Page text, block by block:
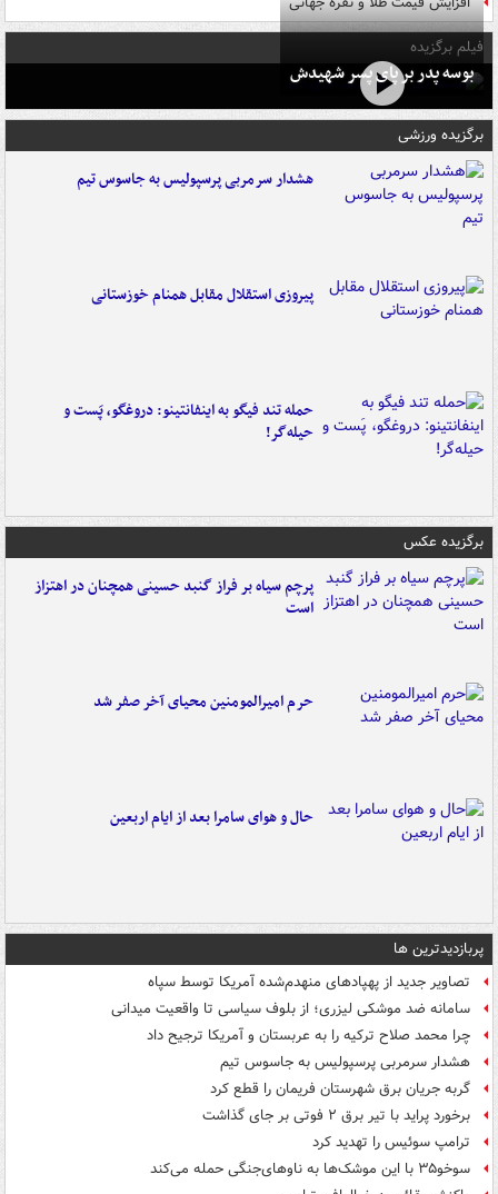
فیلم برگزیده
بوسه‌ پدر بر پای پسر شهیدش
برگزیده ورزشی
هشدار سرمربی پرسپولیس به جاسوس تیم
پیروزی استقلال مقابل همنام خوزستانی
حمله تند فیگو به اینفانتینو: دروغگو، پَست‌ و
حیله‌گر!
برگزیده عکس
پرچم سیاه بر فراز گنبد حسینی همچنان در اهتزاز
است
حرم امیرالمومنین محیای آخر صفر شد
حال و هوای سامرا بعد از ایام اربعین
پربازدیدترین ها
تصاویر جدید از پهپادهای منهدم‌شده آمریکا توسط سپاه
سامانه ضد موشکی لیزری؛ از بلوف سیاسی تا واقعیت میدانی
چرا محمد صلاح ترکیه را به عربستان و آمریکا ترجیح داد
هشدار سرمربی پرسپولیس به جاسوس تیم
گربه جریان برق شهرستان فریمان را قطع کرد
برخورد پراید با تیر برق ۲ فوتی بر جای گذاشت
ترامپ سوئیس را تهدید کرد
سوخو۳۵ با این موشک‌ها به ناوهای‌جنگی حمله می‌کند